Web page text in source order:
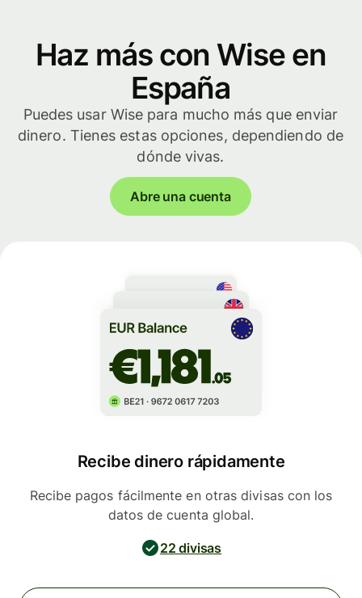
Haz más con Wise en
España
Puedes usar Wise para mucho más que enviar
dinero. Tienes estas opciones, dependiendo de
dónde vivas.
Abre una cuenta
Recibe dinero rápidamente
Recibe pagos fácilmente en otras divisas con los
datos de cuenta global.
22 divisas